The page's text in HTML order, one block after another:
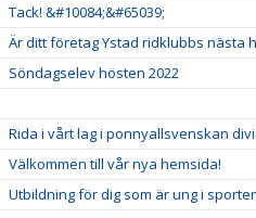
Tack! &#10084;&#65039;
Är ditt företag Ystad ridklubbs nästa
Söndagselev hösten 2022
Rida i vårt lag i ponnyallsvenskan
Välkommen till vår nya hemsida!
Utbildning för dig som är ung i